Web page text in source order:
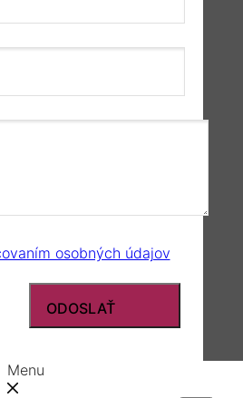
osobných údajov
ODOSLAŤ
Menu